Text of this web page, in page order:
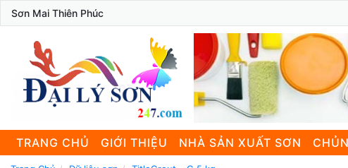
Sơn Mai Thiên Phúc
TRANG CHỦ GIỚI THIỆU NHÀ SẢN XUẤT SƠN